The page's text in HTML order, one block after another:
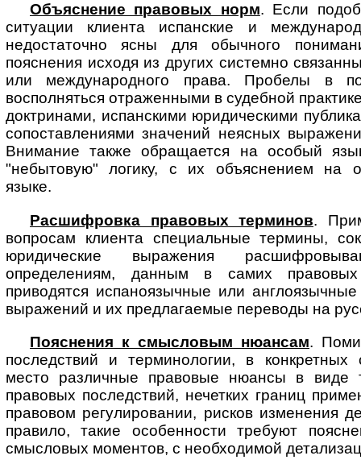
Объяснение правовых норм. Если
ситуации клиента испанские и
недостаточно ясны для обычного
пояснения исходя из других системно
или международного права. Пробелы в
восполняться отраженными в судебной
доктринами, испанскими юридическими
сопоставлениями значений неясных
Внимание также обращается на особый
"небытовую" логику, с их объяснением на
языке.
Расшифровка правовых терминов.
вопросам клиента специальные тер­ми­ны,
юридические выражения
определениям, данным в самих
приводятся испаноязычные или
выражений и их предлагаемые переводы на
Пояснения к смысловым нюансам.
последствий и терминологии, в конкретных
место различные правовые нюансы в виде
правовых последствий, нечетких границ
правовом регулировании, рисков изменения
правило, такие особенности требуют
смысловых моментов, с необходимой